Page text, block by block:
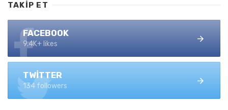
TAKIP ET
FACEBOOK
9.4K+ likes
TWITTER
134 followers